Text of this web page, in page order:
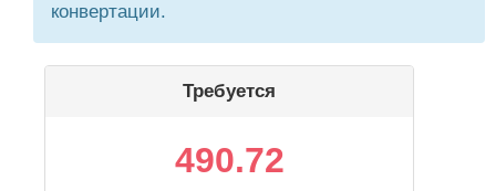
конвертации.
Требуется
490.72